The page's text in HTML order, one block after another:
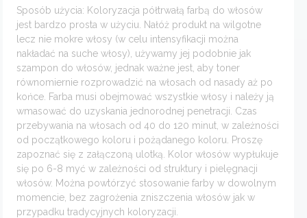
Sposób użycia: Koloryzacja półtrwałą farbą do włosów
jest bardzo prosta w użyciu. Nałóż produkt na wilgotne
lecz nie mokre włosy (w celu intensyfikacji można
nakładać na suche włosy), używamy jej podobnie jak
szampon do włosów, jednak ważne jest, aby toner
równomiernie rozprowadzić na włosach od nasady aż po
końce. Farba musi obejmować wszystkie włosy i należy ją
wmasować do uzyskania jednorodnej penetracji. Czas
przebywania na włosach od 40 do 120 minut, w zależności
od początkowego koloru i pożądanego koloru. Proszę
zapoznać się z załączoną ulotką. Kolor włosów wypłukuje
się po 6-8 myć w zależności od struktury i pielęgnacji
włosów. Można powtórzyć stosowanie farby w dowolnym
momencie, bez zagrożenia zniszczenia włosów jak w
przypadku tradycyjnych koloryzacji.